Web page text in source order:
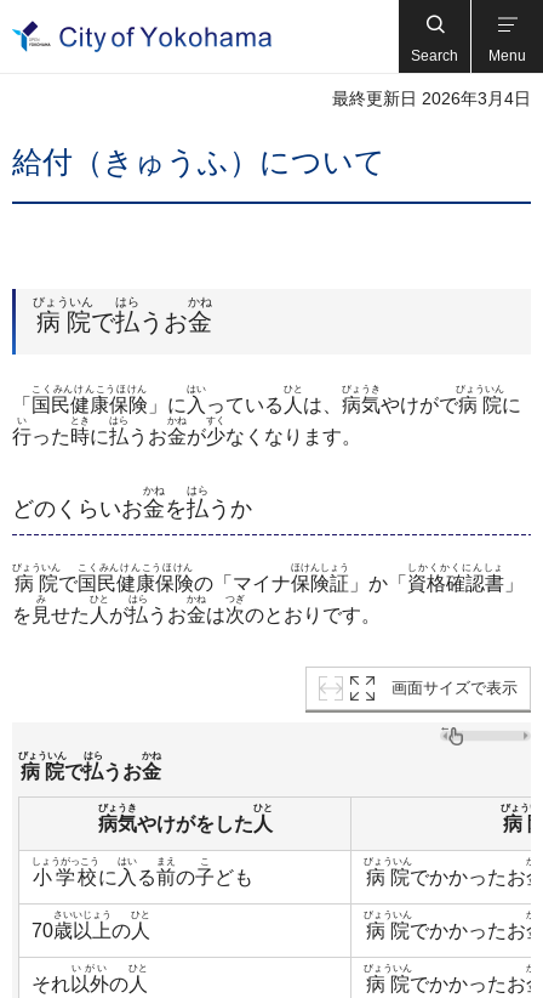
Search Menu
最終更新日 2026年3月4日
給付（きゅうふ）について
病院
びょういん
で払
はら
うお金
かね
「 国民健康保険
こくみんけんこうほけん
」に 入
はい
っている 人
ひと
は、 病気
びょうき
やけがで病院
びょういん
に
行
い
った時
とき
に払
はら
うお金
かね
が少
すく
なくなります。
どのくらいお金
かね
を払
はら
うか
病院
びょういん
で国民健康保険
こくみんけんこうほけん
の「マイナ保険証
ほけんしょう
」か「 資格確認書
しかくかくにんしょ
」
を 見
み
せた 人
ひと
が払
はら
うお金
かね
は次
つぎ
のとおりです。
画面サイズで表示
病院
びょういん
で払
はら
うお金
かね
病気
びょうき
やけがをした 人
ひと
病
びょうい
小学校
しょうがっこう
に 入
はい
る前
まえ
の子
こ
ども 病院
びょういん
でかかったお
か
70歳以上
さいいじょう
の人
ひと
病院
びょういん
でかかったお
か
それ以外
いがい
の人
ひと
病院
びょういん
でかかったお
か